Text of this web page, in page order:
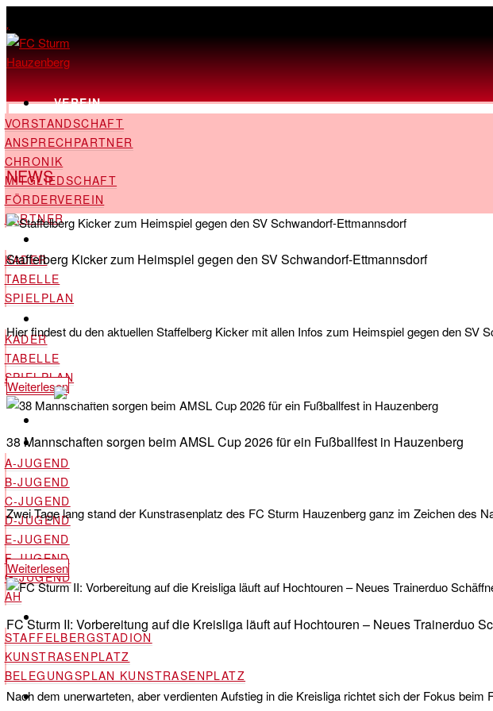
,
VEREIN
VORSTANDSCHAFT
ANSPRECHPARTNER
CHRONIK
MITGLIEDSCHAFT
FÖRDERVEREIN
PARTNER
KADER
TABELLE
SPIELPLAN
KADER
TABELLE
SPIELPLAN
JUGEND & AH
A-JUGEND
B-JUGEND
C-JUGEND
D-JUGEND
E-JUGEND
F-JUGEND
G-JUGEND
AH
STADION
STAFFELBERGSTADION
KUNSTRASENPLATZ
BELEGUNGSPLAN KUNSTRASENPLATZ
SHOP
NEWS
Staffelberg Kicker zum Heimspiel gegen den SV Schwandorf-Ettmannsdorf
Hier findest du den aktuellen Staffelberg Kicker mit allen Infos zum Heimspiel gegen den SV
Weiterlesen
38 Mannschaften sorgen beim AMSL Cup 2026 für ein Fußballfest in Hauzenberg
Zwei Tage lang stand der Kunstrasenplatz des FC Sturm Hauzenberg ganz im Zeichen des
Weiterlesen
FC Sturm II: Vorbereitung auf die Kreisliga läuft auf Hochtouren – Neues Trainerduo
Nach dem unerwarteten, aber verdienten Aufstieg in die Kreisliga richtet sich der Fokus